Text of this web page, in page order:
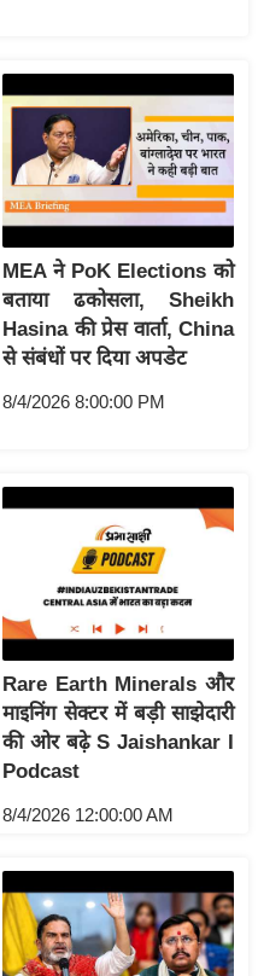
MEA ने PoK Elections को
बताया ढकोसला, Sheikh
Hasina की प्रेस वार्ता, China
से संबंधों पर दिया अपडेट
8/4/2026 8:00:00 PM
Rare Earth Minerals और
माइनिंग सेक्टर में बड़ी साझेदारी
की ओर बढ़े S Jaishankar I
Podcast
8/4/2026 12:00:00 AM